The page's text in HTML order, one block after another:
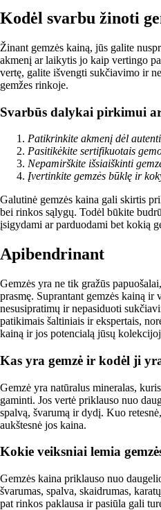
Kodėl svarbu žinoti
Žinant gemzės kainą, jūs galite
akmenį ar laikytis jo kaip vertingo
vertę, galite išvengti sukčiavimo ir
gemžes rinkoje.
Svarbūs dalykai pirkimui
Patikrinkite akmenį dėl
Pasitikėkite sertifikuotais
Nepamirškite išsiaiškinti
Įvertinkite gemzės būklę ir
Galutinė gemzės kaina gali skirtis
bei rinkos sąlygų. Todėl būkite
įsigydami ar parduodami bet kokią
Apibendrinant
Gemzės yra ne tik gražūs
prasmę. Suprantant gemzės kainą ir
nesusipratimų ir nepasiduoti
patikimais šaltiniais ir ekspertais,
kainą ir jos potencialą jūsų
Kas yra gemzė ir kodėl ji
Gemzė yra natūralus mineralas,
gaminti. Jos vertė priklauso nuo
spalvą, švarumą ir dydį. Kuo
aukštesnė jos kaina.
Kokie veiksniai lemia
Gemzės kaina priklauso nuo
švarumas, spalva, skaidrumas,
pat rinkos paklausa ir pasiūla gali